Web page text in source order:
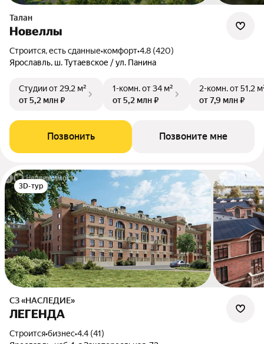
Талан
Новеллы
Строится, есть сданные•комфорт•4.8 (420)
Ярославль, ш. Тутаевское / ул. Панина
Студииот 29,2 м²
от 5,2 млн ₽
1-комн.от 34 м²
от 5,2 млн ₽
2-комн.от 51,2
от 7,9 млн ₽
Позвонить Позвоните мне
3D-тур
СЗ «НАСЛЕДИЕ»
ЛЕГЕНДА
Строится•бизнес•4.4 (41)